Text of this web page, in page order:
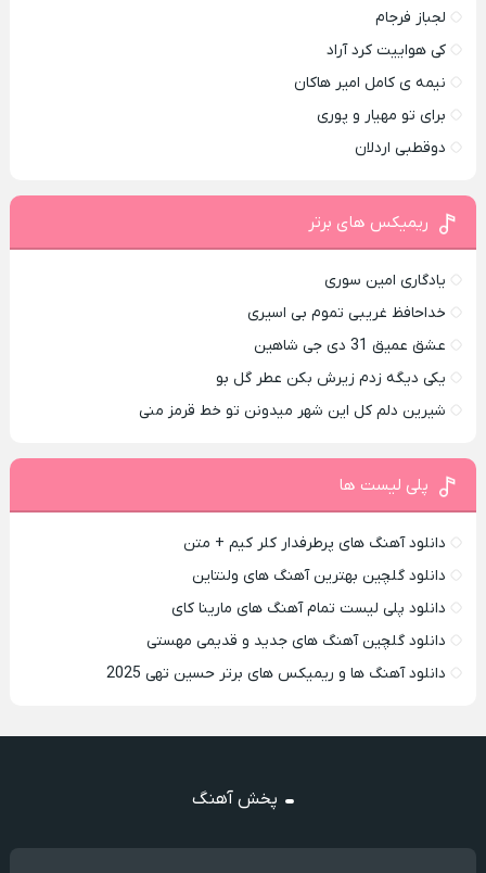
لجباز فرجام
کی هواییت کرد آراد
نیمه ی کامل امیر هاکان
برای تو مهیار و پوری
دوقطبی اردلان
ریمیکس های برتر
یادگاری امین سوری
خداحافظ غریبی تموم بی اسیری
عشق عمیق 31 دی جی شاهین
یکی دیگه زدم زیرش بکن عطر گل بو
شیرین دلم کل این شهر میدونن تو خط قرمز منی
پلی لیست ها
دانلود آهنگ های پرطرفدار کلر کیم + متن
دانلود گلچین بهترین آهنگ های ولنتاین
دانلود پلی لیست تمام آهنگ های مارینا کای
دانلود گلچین آهنگ های جدید و قدیمی مهستی
دانلود آهنگ ها و ریمیکس های برتر حسین تهی 2025
پخش آهنگ